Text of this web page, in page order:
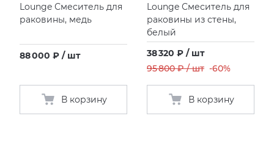
Lounge Смеситель для
раковины, медь
88 000 ₽ / шт
В корзину
Lounge Смеситель для
раковины из стены,
белый
38 320 ₽ / шт
95 800 ₽ / шт -60%
В корзину